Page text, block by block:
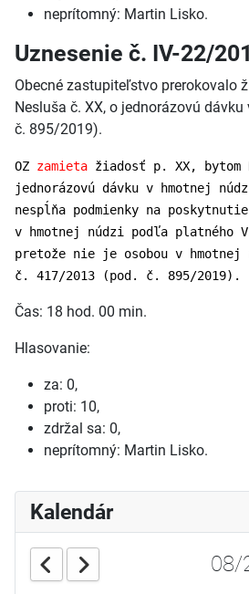
neprítomný: Martin Lisko.
Uznesenie č. IV-22/
Obecné zastupiteľstvo prerokovalo
Nesluša č. XX, o jednorázovú
č. 895/2019).
OZ zamieta žiadosť p. XX, bytom
jednorázovú dávku v hmotnej
nespĺňa podmienky na
v hmotnej núdzi podľa platného
pretože nie je osobou v hmotnej
č. 417/2013 (pod. č. 895/2019).
Čas: 18 hod. 00 min.
Hlasovanie:
za: 0,
proti: 10,
zdržal sa: 0,
neprítomný: Martin Lisko.
Kalendár
08/